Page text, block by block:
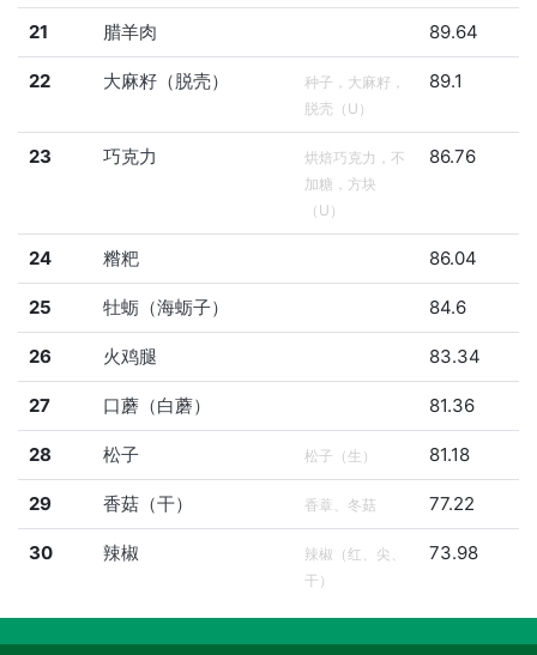
21 腊羊肉 89.64
22 大麻籽（脱壳）
种子，大麻籽，
脱壳（U）
89.1
23 巧克力
烘焙巧克力，不
加糖，方块
（U）
86.76
24 糌粑 86.04
25 牡蛎（海蛎子） 84.6
26 火鸡腿 83.34
27 口蘑（白蘑） 81.36
28 松子 松子（生） 81.18
29 香菇（干） 香蔁、冬菇 77.22
30 辣椒
辣椒（红、尖、
干）
73.98